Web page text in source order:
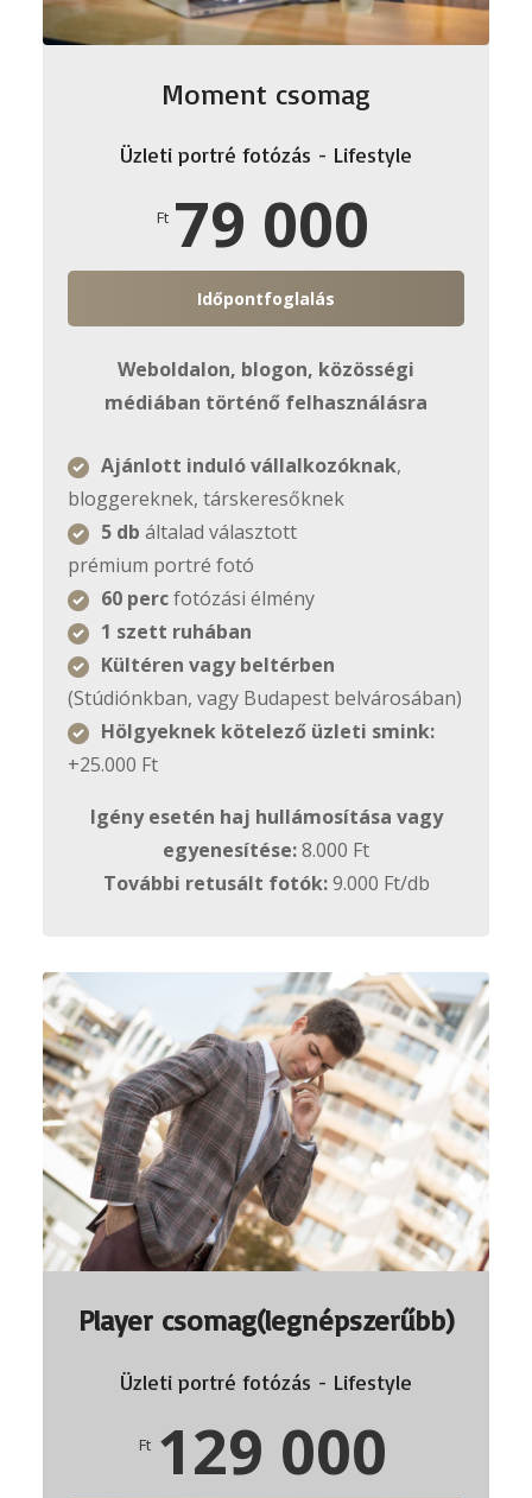
Moment csomag
Üzleti portré fotózás - Lifestyle
Ft 79 000
Időpontfoglalás
Weboldalon, blogon, közösségi
médiában történő felhasználásra
Ajánlott induló vállalkozóknak,
bloggereknek, társkeresőknek
5 db általad választott
prémium portré fotó
60 percfotózási élmény
1 szett ruhában
Kültéren vagy beltérben
(Stúdiónkban, vagy Budapest belvárosában)
Hölgyeknek kötelező üzleti smink:
+25.000 Ft
Igény esetén haj hullámosítása vagy
egyenesítése:8.000 Ft
További retusált fotók:9.000 Ft/db
Player csomag(legnépszerűbb)
Üzleti portré fotózás - Lifestyle
Ft 129 000